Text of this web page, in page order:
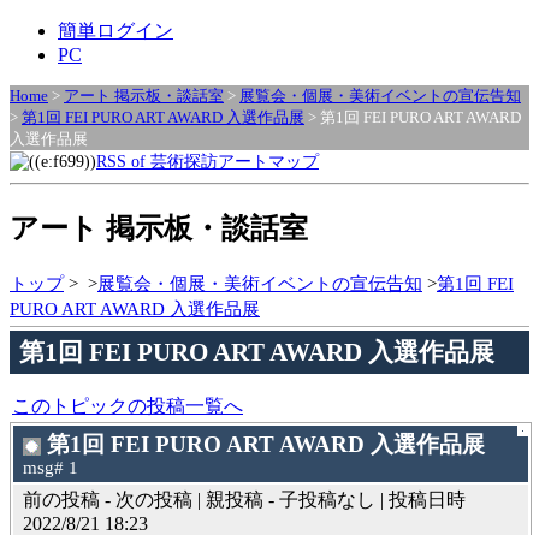
簡単ログイン
PC
Home > アート 掲示板・談話室 > 展覧会・個展・美術イベントの宣伝告知
> 第1回 FEI PURO ART AWARD 入選作品展 > 第1回 FEI PURO ART AWARD
入選作品展
RSS of 芸術探訪アートマップ
アート 掲示板・談話室
トップ> >展覧会・個展・美術イベントの宣伝告知 >第1回 FEI
PURO ART AWARD 入選作品展
第1回 FEI PURO ART AWARD 入選作品展
このトピックの投稿一覧へ
第1回 FEI PURO ART AWARD 入選作品展
msg# 1
前の投稿 - 次の投稿 | 親投稿 - 子投稿なし | 投稿日時
2022/8/21 18:23